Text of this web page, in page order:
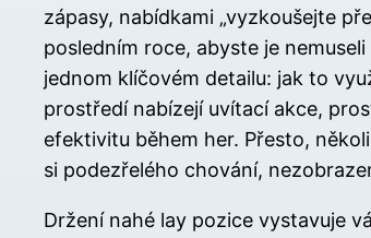
zápasy, nabídkami „vyzkoušejte
posledním roce, abyste je
jednom klíčovém detailu: jak to
prostředí nabízejí uvítací akce,
efektivitu během her. Přesto,
si podezřelého chování,
Držení nahé lay pozice vystavuje